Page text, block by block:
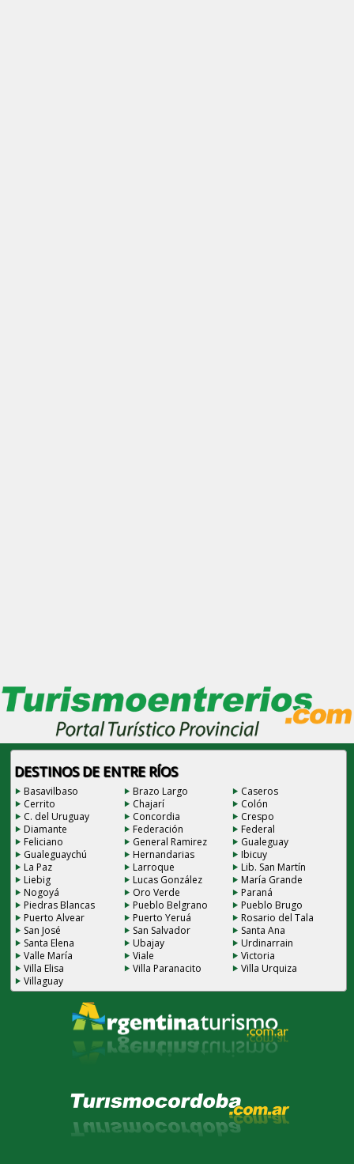
DESTINOS DE ENTRE RÍOS
Basavilbaso Brazo Largo
Caseros
Cerrito
Chajarí
Colón
C. del Uruguay
Concordia
Crespo
Diamante
Federación
Federal
Feliciano
General Ramirez
Gualeguay
Gualeguaychú
Hernandarias
Ibicuy
La Paz
Larroque
Lib. San Martín
Liebig
Lucas González
María Grande
Nogoyá
Oro Verde
Paraná
Piedras Blancas
Pueblo Belgrano
Pueblo Brugo
Puerto Alvear
Puerto Yeruá
Rosario del Tala
San José
San Salvador
Santa Ana
Santa Elena
Ubajay
Urdinarrain
Valle María
Viale
Victoria
Villa Elisa
Villa Paranacito
Villa Urquiza
Villaguay